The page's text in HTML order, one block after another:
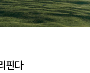
핀다